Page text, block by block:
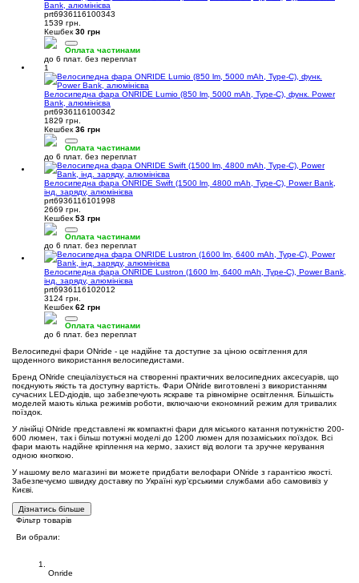
Bank, алюмінієва
prt6936116100343
1539 грн.
Кешбек 30 грн
Оплата частинами
до 6 плат. без переплат
1
Велосипедна фара ONRIDE Lumio (850 lm, 5000 mAh, Type-C), функ. Power
Bank, алюмінієва
prt6936116100342
1829 грн.
Кешбек 36 грн
Оплата частинами
до 6 плат. без переплат
Велосипедна фара ONRIDE Swift (1500 lm, 4800 mAh, Type-C), Power Bank,
інд. заряду, алюмінієва
prt6936116101998
2669 грн.
Кешбек 53 грн
Оплата частинами
до 6 плат. без переплат
Велосипедна фара ONRIDE Lustron (1600 lm, 6400 mAh, Type-C), Power Bank,
інд. заряду, алюмінієва
prt6936116102012
3124 грн.
Кешбек 62 грн
Оплата частинами
до 6 плат. без переплат
Велосипедні фари ONride - це надійне та доступне за ціною освітлення для
щоденного використання велосипедистами.
Бренд ONride спеціалізується на створенні практичних велосипедних аксесуарів, що
поєднують якість та доступну вартість. Фари ONride виготовлені з використанням
сучасних LED-діодів, що забезпечують яскраве та рівномірне освітлення. Більшість
моделей мають кілька режимів роботи, включаючи економний режим для тривалих
поїздок.
У лінійці ONride представлені як компактні фари для міського катання потужністю 200-
600 люмен, так і більш потужні моделі до 1200 люмен для позаміських поїздок. Всі
фари мають надійне кріплення на кермо, захист від вологи та зручне керування
одною кнопкою.
У нашому вело магазині ви можете придбати велофари ONride з гарантією якості.
Забезпечуємо швидку доставку по Україні курʼєрськими службами або самовивіз у
Києві.
Дізнатись більше
Фільтр товарів
Ви обрали:
Onride